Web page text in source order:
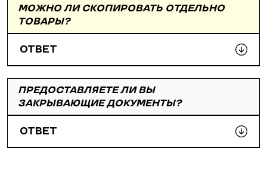
МОЖНО ЛИ СКОПИРОВАТЬ ОТДЕЛЬНО
ТОВАРЫ?
ОТВЕТ
ПРЕДОСТАВЛЯЕТЕ ЛИ ВЫ
ЗАКРЫВАЮЩИЕ ДОКУМЕНТЫ?
ОТВЕТ